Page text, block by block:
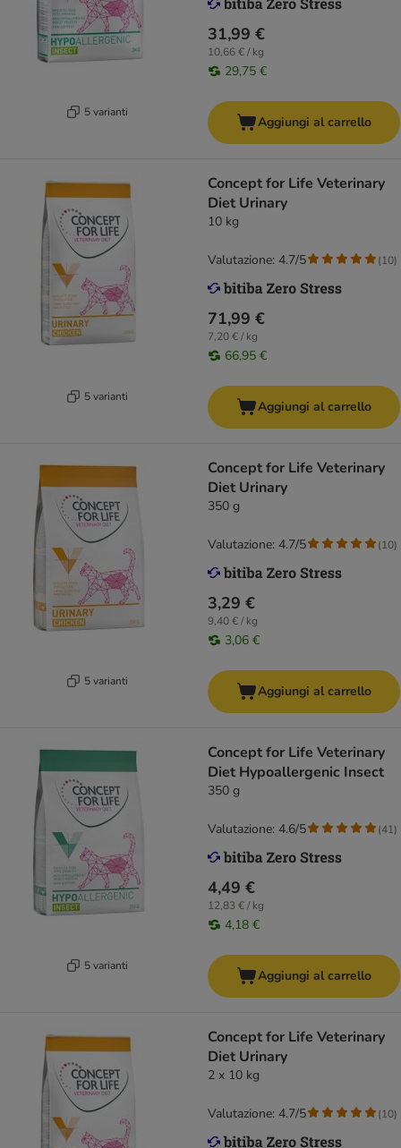
5 varianti
31,99 €
10,66 € / kg
29,75 €
Aggiungi al carrello
5 varianti
Concept for Life Veterinary
Diet Urinary
10 kg
71,99 €
7,20 € / kg
66,95 €
Valutazione: 4.7/5 (10)
Aggiungi al carrello
5 varianti
Concept for Life Veterinary
Diet Urinary
350 g
3,29 €
9,40 € / kg
3,06 €
Valutazione: 4.7/5 (10)
Aggiungi al carrello
5 varianti
Concept for Life Veterinary
Diet Hypoallergenic Insect
350 g
4,49 €
12,83 € / kg
4,18 €
Valutazione: 4.6/5 (41)
Aggiungi al carrello
Concept for Life Veterinary
Diet Urinary
2 x 10 kg
Valutazione: 4.7/5 (10)